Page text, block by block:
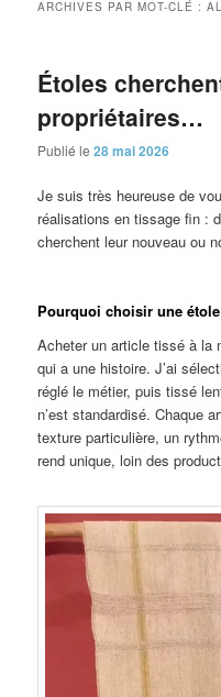
ARCHIVES PAR MOT-CLÉ :
Étoles
propriétaires…
Publié le28 mai 2026
Je suis très heureuse de
réalisations en tissage fin :
cherchent leur nouveau ou
Pourquoi choisir une
Acheter un article tissé à la
qui a une histoire. J’ai
réglé le métier, puis tissé
n’est standardisé. Chaque
texture particulière, un
rend unique, loin des